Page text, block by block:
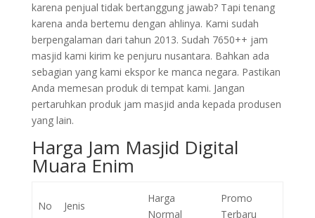
karena penjual tidak bertanggung jawab? Tapi tenang
karena anda bertemu dengan ahlinya. Kami sudah
berpengalaman dari tahun 2013. Sudah 7650++ jam
masjid kami kirim ke penjuru nusantara. Bahkan ada
sebagian yang kami ekspor ke manca negara. Pastikan
Anda memesan produk di tempat kami. Jangan
pertaruhkan produk jam masjid anda kepada produsen
yang lain.
Harga Jam Masjid Digital
Muara Enim
No Jenis
Harga
Normal
Promo
Terbaru